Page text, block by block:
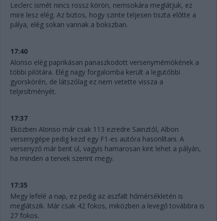
Leclerc ismét nincs rossz körön, nemsokára meglátjuk, ez
mire lesz elég. Az biztos, hogy szinte teljesen tiszta előtte a
pálya, elég sokan vannak a bokszban.
17:40
Alonso elég paprikásan panaszkodott versenymérnökének a
többi pilótára. Elég nagy forgalomba került a legutóbbi
gyorskörén, de látszólag ez nem vetette vissza a
teljesítményét.
17:37
Eközben Alonso már csak 113 ezredre Sainztól, Albon
versenygépe pedig kezd egy F1-es autóra hasonlítani. A
versenyző már bent ül, vagyis hamarosan kint lehet a pályán,
ha minden a tervek szerint megy.
17:35
Megy lefelé a nap, ez pedig az aszfalt hőmérsékletén is
meglátszik. Már csak 42 fokos, miközben a levegő továbbra is
27 fokos.